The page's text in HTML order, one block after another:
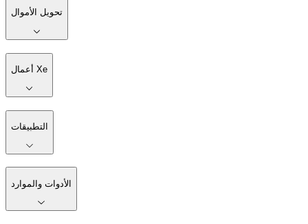
تحويل الأموال
أعمال Xe
التطبيقات
الأدوات والموارد